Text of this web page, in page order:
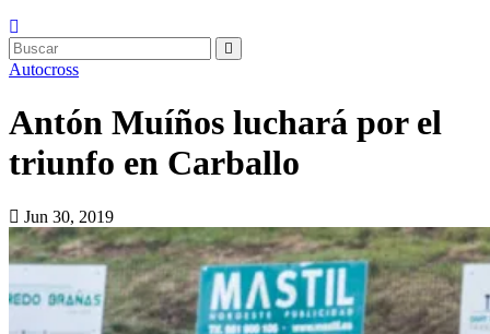
Autocross
Antón Muíños luchará por el
triunfo en Carballo
Jun 30, 2019